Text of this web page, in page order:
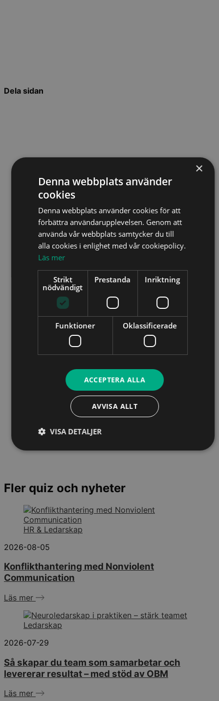
Dela sidan
Fler quiz och nyheter
HR & Ledarskap
2026-08-05
Konflikthantering med Nonviolent
Communication
Läs mer
Ledarskap
2026-07-29
Så skapar du team som samarbetar och
levererar resultat – med stöd av OBM
Läs mer
×
Denna webbplats använder
cookies
Denna webbplats använder cookies för att
förbättra användarupplevelsen. Genom att
använda vår webbplats samtycker du till
alla cookies i enlighet med vår cookiepolicy.
Läs mer
Strikt
nödvändigt
Prestanda Inriktning
Funktioner Oklassificerade
ACCEPTERA ALLA
AVVISA ALLT
VISA DETALJER